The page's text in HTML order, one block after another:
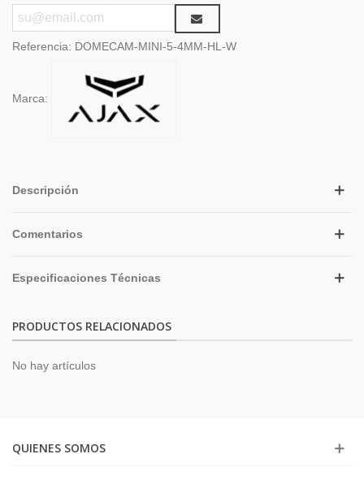
Referencia: DOMECAM-MINI-5-4MM-HL-W
Marca:
Descripción
Comentarios
Especificaciones Técnicas
PRODUCTOS RELACIONADOS
No hay artículos
QUIENES SOMOS